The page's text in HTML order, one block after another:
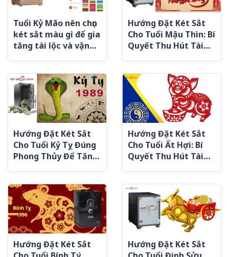
Tuổi Kỷ Mão nên chọn
két sắt màu gì để gia
tăng tài lộc và vận
Hướng Đặt Két Sắt
Cho Tuổi Mậu Thìn: Bí
Quyết Thu Hút Tài
Hướng Đặt Két Sắt
Cho Tuổi Kỷ Tỵ Đúng
Phong Thủy Để Tăng
Hướng Đặt Két Sắt
Cho Tuổi Ất Hợi: Bí
Quyết Thu Hút Tài
Hướng Đặt Két Sắt
Hướng Đặt Két Sắt